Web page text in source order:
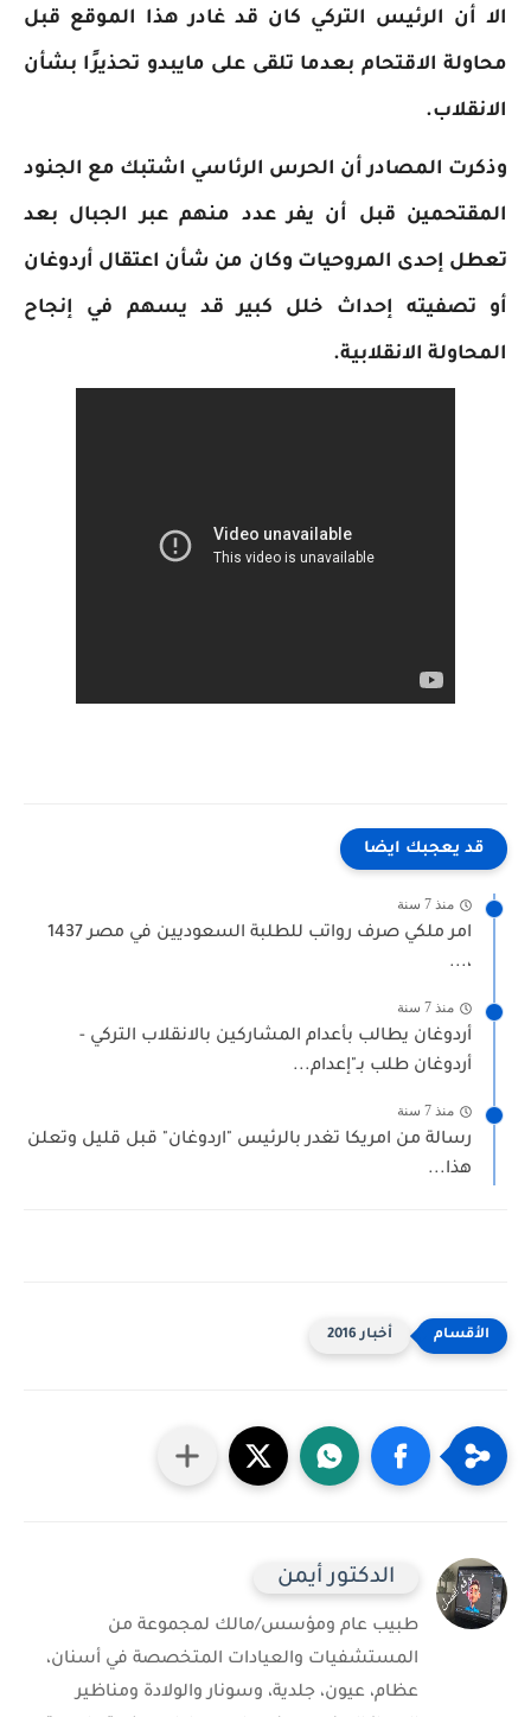
الا أن الرئيس التركي كان قد غادر هذا الموقع قبل
محاولة الاقتحام بعدما تلقى على مايبدو تحذيرًا بشأن
الانقلاب.
وذكرت المصادر أن الحرس الرئاسي اشتبك مع الجنود
المقتحمين قبل أن يفر عدد منهم عبر الجبال بعد
تعطل إحدى المروحيات وكان من شأن اعتقال أردوغان
أو تصفيته إحداث خلل كبير قد يسهم في إنجاح
المحاولة الانقلابية.
قد يعجبك ايضا
منذ 7 سنة
امر ملكي صرف رواتب للطلبة السعوديين في مصر 1437
،...
منذ 7 سنة
أردوغان يطالب بأعدام المشاركين بالانقلاب التركي -
أردوغان طلب بـ"إعدام...
منذ 7 سنة
رسالة من امريكا تغدر بالرئيس "اردوغان" قبل قليل وتعلن
هذا...
أخبار 2016
الدكتور أيمن
طبيب عام ومؤسس/مالك لمجموعة من
المستشفيات والعيادات المتخصصة في أسنان،
عظام، عيون، جلدية، وسونار والولادة ومناظير